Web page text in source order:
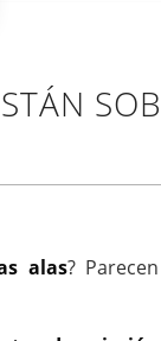
alas? Parecen